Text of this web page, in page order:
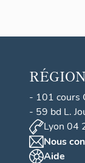
RÉGION
- 101 cours
- 59 bd L.
Lyon 04
Nous
Aide